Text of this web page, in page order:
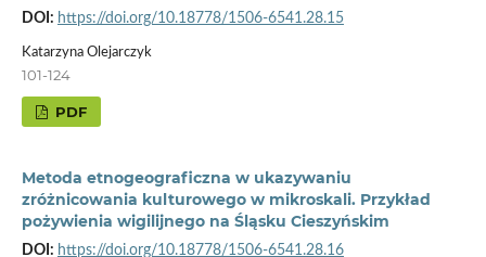
DOI: https://doi.org/10.18778/1506-6541.28.15
Katarzyna Olejarczyk
101-124
PDF
Metoda etnogeograficzna w ukazywaniu
zróżnicowania kulturowego w mikroskali. Przykład
pożywienia wigilijnego na Śląsku Cieszyńskim
DOI: https://doi.org/10.18778/1506-6541.28.16